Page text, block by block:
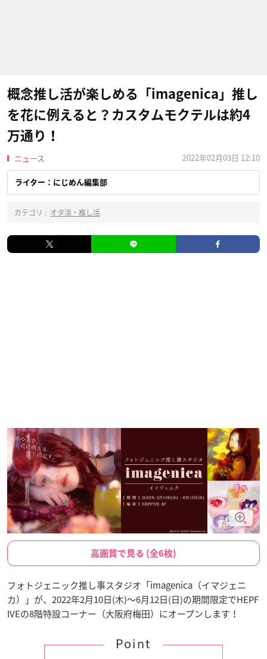
概念推し活が楽しめる「imagenica」推し
を花に例えると？カスタムモクテルは約4
万通り！
ニュース 2022年02月03日 12:10
ライター：にじめん編集部
カテゴリ : オタ活・推し活
高画質で見る (全6枚)
フォトジェニック推し事スタジオ「imagenica（イマジェニ
カ）」が、2022年2月10日(木)〜6月12日(日)の期間限定でHEPF
IVEの8階特設コーナー（大阪府梅田）にオープンします！
Point